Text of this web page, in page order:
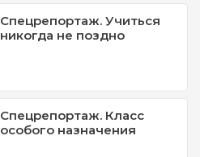
Спецрепортаж. Учиться
никогда не поздно
Спецрепортаж. Класс
особого назначения